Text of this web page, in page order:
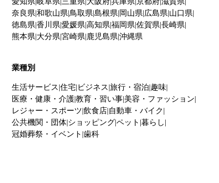
奈良県 和歌山県 鳥取県 島根県 岡山県 広島県 山口県
徳島県 香川県 愛媛県 高知県 福岡県 佐賀県 長崎県
熊本県 大分県 宮崎県 鹿児島県 沖縄県
業種別
生活サービス 住宅 ビジネス 旅行・宿泊 趣味
医療・健康・介護教育・習い事 美容・ファッション
レジャー・スポーツ 飲食店 自動車・バイク
公共機関・団体 ショッピングペット 暮らし
冠婚葬祭・イベント 歯科